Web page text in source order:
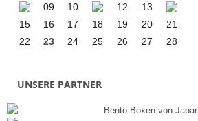
09
10 12
13
15
16 17 18 19 20
21
22
23 24 25 26 27 28
UNSERE PARTNER